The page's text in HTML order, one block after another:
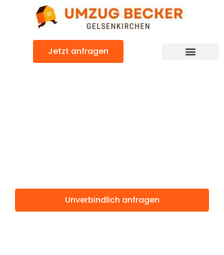
Jetzt anfragen
Unverbindlich anfragen